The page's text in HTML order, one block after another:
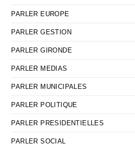
PARLER EUROPE
PARLER GESTION
PARLER GIRONDE
PARLER MEDIAS
PARLER MUNICIPALES
PARLER POLITIQUE
PARLER PRESIDENTIELLES
PARLER SOCIAL